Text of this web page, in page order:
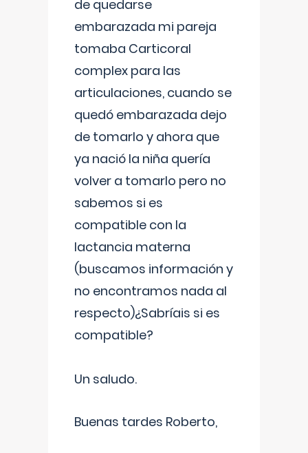
de quedarse
embarazada mi pareja
tomaba Carticoral
complex para las
articulaciones, cuando se
quedó embarazada dejo
de tomarlo y ahora que
ya nació la niña quería
volver a tomarlo pero no
sabemos si es
compatible con la
lactancia materna
(buscamos información y
no encontramos nada al
respecto)¿Sabríais si es
compatible?
Un saludo.
Buenas tardes Roberto,